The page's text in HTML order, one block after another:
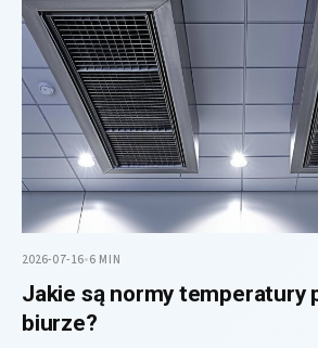
2026-07-16•6 MIN
Jakie są normy temperatury
biurze?